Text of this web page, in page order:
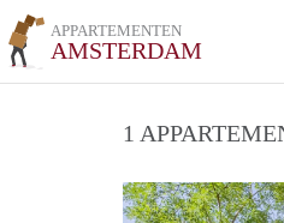
APPARTEMENTEN
AMSTERDAM
1